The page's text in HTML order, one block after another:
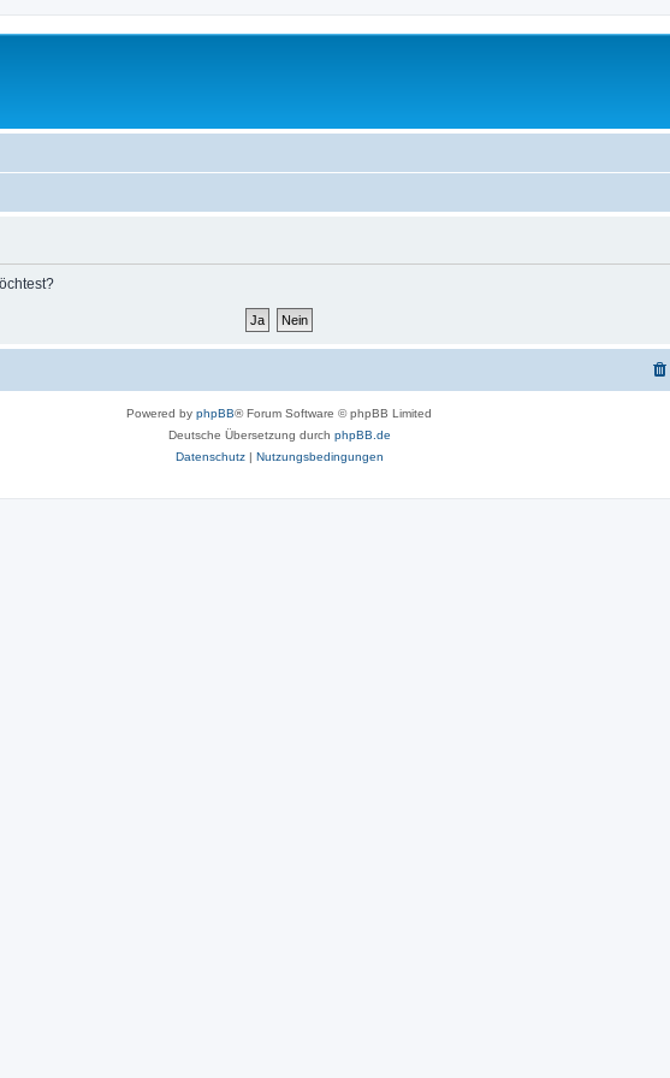
Powered by phpBB® Forum Software © phpBB Limited
Deutsche Übersetzung durch phpBB.de
Datenschutz| Nutzungsbedingungen